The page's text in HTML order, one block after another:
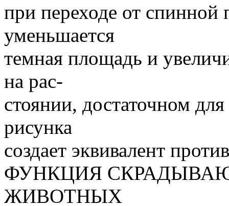
при переходе от
уменьшается
темная площадь и
на рас-
стоянии, достаточном
рисунка
создает эквивалент
ФУНКЦИЯ
ЖИВОТНЫХ